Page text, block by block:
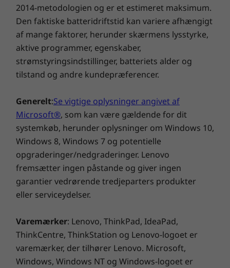
Den stationære ThinkCentre M70q Gen 4 Tiny-
computer (Intel) er nem at installere,
opgradere og administrere. Med ubesværet
adgang til SSD og hukommelsesmodulet er
det en leg at udvide og vedligeholde. Desuden
kan denne pc forbindes med ældre
vokse med din virksomhed.
bæredygtigt skovbrug.
Certificeringer/registreringer
ENERGY STAR®8.0 (udvalgte modeller)
EPEAT®Gold, hvor det er relevant*
RoHS-kompatibel
TÜV Ultralavt støjniveau
TCO 9.0
*Besøgwww.epeat.netfor at se registreringsstatus efter land.
ANDRE OPLYSNINGER
Sikkerhed
BIOS-baseret Smart USB Protection
Kensington Security Slot™
Intel vPro®med Intel ®Hardware-skjold
2014-metodologien og er et estimeret maksimum.
Den faktiske batteridriftstid kan variere afhængigt
af mange faktorer, herunder skærmens lysstyrke,
aktive programmer, egenskaber,
strømstyringsindstillinger, batteriets alder og
tilstand og andre kundepræferencer.
Generelt:Se vigtige oplysninger angivet af
Microsoft®, som kan være gældende for dit
systemkøb, herunder oplysninger om Windows 10,
Windows 8, Windows 7 og potentielle
opgraderinger/nedgraderinger. Lenovo
fremsætter ingen påstande og giver ingen
garantier vedrørende tredjeparters produkter
eller serviceydelser.
Varemærker: Lenovo, ThinkPad, IdeaPad,
ThinkCentre, ThinkStation og Lenovo-logoet er
varemærker, der tilhører Lenovo. Microsoft,
Windows, Windows NT og Windows-logoet er